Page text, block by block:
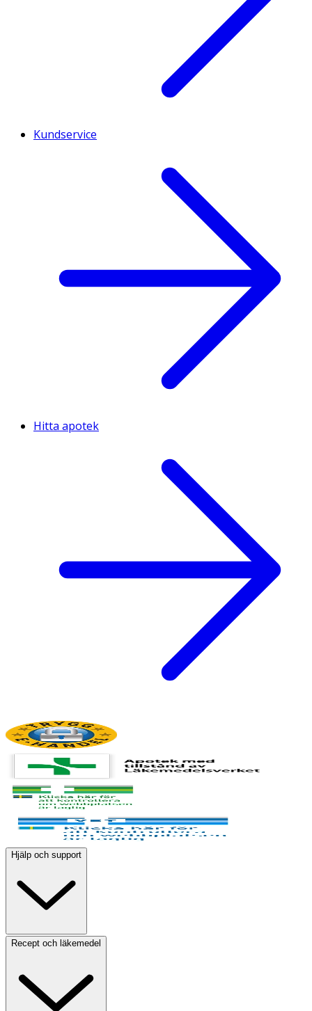
Kundservice
Hitta apotek
Hjälp och support
Recept och läkemedel